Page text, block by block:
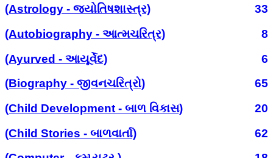
(Astrology - જ્યોતિષશાસ્ત્ર)
33
(Autobiography - આત્મચરિત્ર)
8
(Ayurved - આયૂર્વેદ)
6
(Biography - જીવનચરિત્રો)
65
(Child Development - બાળ વિકાસ)
20
(Child Stories - બાળવાર્તા)
62